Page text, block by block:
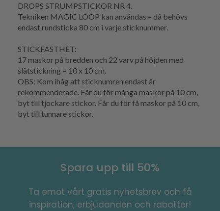
DROPS STRUMPSTICKOR NR 4.
Tekniken MAGIC LOOP kan användas – då behövs
endast rundsticka 80 cm i varje sticknummer.
STICKFASTHET:
17 maskor på bredden och 22 varv på höjden med
slätstickning = 10 x 10 cm.
OBS: Kom ihåg att sticknumren endast är
rekommenderade. Får du för många maskor på 10 cm,
byt till tjockare stickor. Får du för få maskor på 10 cm,
byt till tunnare stickor.
Spara upp till 50%
Ta emot vårt gratis nyhetsbrev och få
inspiration, erbjudanden och rabatter!